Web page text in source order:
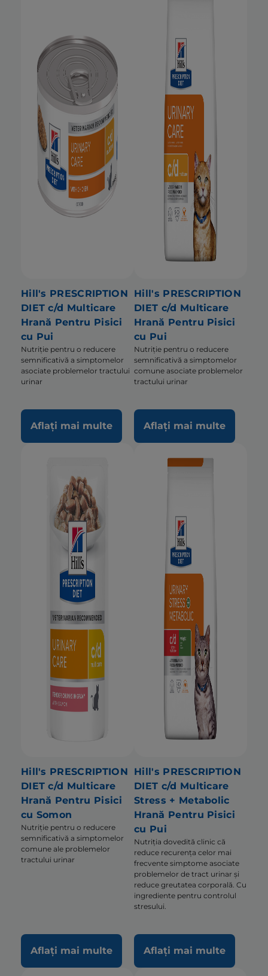
Hill's PRESCRIPTION
DIET c/d Multicare
Hrană Pentru Pisici
cu Pui
Nutriție pentru o reducere
semnificativă a simptomelor
asociate problemelor tractului
urinar
Aflați mai multe
Hill's PRESCRIPTION
DIET c/d Multicare
Hrană Pentru Pisici
cu Pui
Nutriție pentru o reducere
semnificativă a simptomelor
comune asociate problemelor
tractului urinar
Aflați mai multe
Hill's PRESCRIPTION
DIET c/d Multicare
Hrană Pentru Pisici
cu Somon
Nutriție pentru o reducere
semnificativă a simptomelor
comune ale problemelor
tractului urinar
Aflați mai multe
Hill's PRESCRIPTION
DIET c/d Multicare
Stress + Metabolic
Hrană Pentru Pisici
cu Pui
Nutriția dovedită clinic că
reduce recurența celor mai
frecvente simptome asociate
problemelor de tract urinar și
reduce greutatea corporală. Cu
ingrediente pentru controlul
stresului.
Aflați mai multe